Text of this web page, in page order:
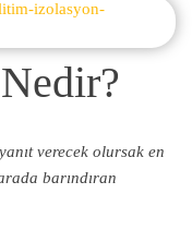
verecek olursak en
barındıran